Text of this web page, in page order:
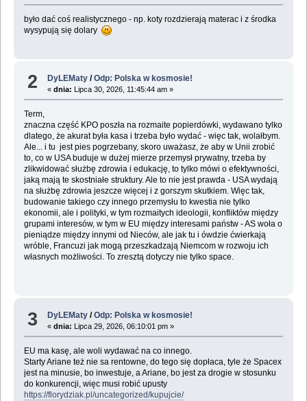
było dać coś realistycznego - np. koty rozdzierają materac i z środka
wysypują się dolary
2 DyLEMaty /Odp: Polska w kosmosie!
«dnia: Lipca 30, 2026, 11:45:44 am »
Term,
znaczna część KPO poszła na rozmaite popierdówki, wydawano tylko
dlatego, że akurat była kasa i trzeba było wydać - więc tak, wolałbym.
Ale... i tu jest pies pogrzebany, skoro uważasz, że aby w Unii zrobić
to, co w USA buduje w dużej mierze przemysł prywatny, trzeba by
zlikwidować służbę zdrowia i edukację, to tylko mówi o efektywności,
jaką mają te skostniałe struktury. Ale to nie jest prawda - USA wydają
na służbę zdrowia jeszcze więcej i z gorszym skutkiem. Więc tak,
budowanie takiego czy innego przemysłu to kwestia nie tylko
ekonomii, ale i polityki, w tym rozmaitych ideologii, konfliktów między
grupami interesów, w tym w EU między interesami państw - AS woła o
pieniądze między innymi od Nieców, ale jak tu i ówdzie ćwierkają
wróble, Francuzi jak mogą przeszkadzają Niemcom w rozwoju ich
własnych możliwości. To zresztą dotyczy nie tylko space.
3 DyLEMaty /Odp: Polska w kosmosie!
«dnia: Lipca 29, 2026, 06:10:01 pm »
EU ma kasę, ale woli wydawać na co innego.
Starty Ariane też nie sa rentowne, do tego się dopłaca, tyle że Spacex
jest na minusie, bo inwestuje, a Ariane, bo jest za drogie w stosunku
do konkurencji, więc musi robić upusty
https://florydziak.pl/uncategorized/kupujcie/